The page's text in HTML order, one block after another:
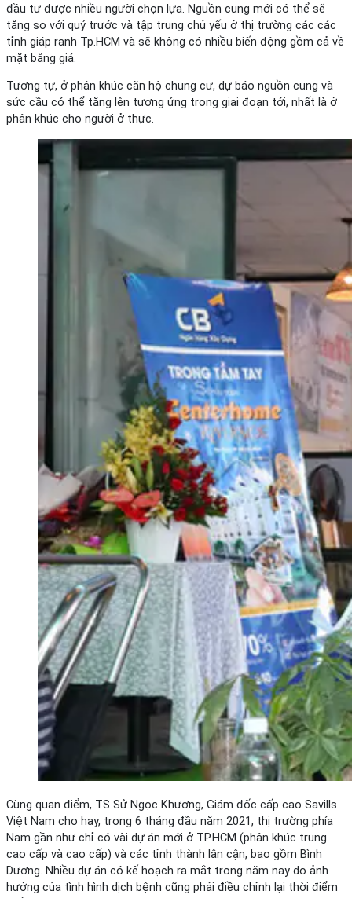
đầu tư được nhiều người chọn lựa. Nguồn cung mới có thể sẽ
tăng so với quý trước và tập trung chủ yếu ở thị trường các các
tỉnh giáp ranh Tp.HCM và sẽ không có nhiều biến động gồm cả về
mặt bằng giá.
Tương tự, ở phân khúc căn hộ chung cư, dự báo nguồn cung và
sức cầu có thể tăng lên tương ứng trong giai đoạn tới, nhất là ở
phân khúc cho người ở thực.
Cùng quan điểm, TS Sử Ngọc Khương, Giám đốc cấp cao Savills
Việt Nam cho hay, trong 6 tháng đầu năm 2021, thị trường phía
Nam gần như chỉ có vài dự án mới ở TP.HCM (phân khúc trung
cao cấp và cao cấp) và các tỉnh thành lân cận, bao gồm Bình
Dương. Nhiều dự án có kế hoạch ra mắt trong năm nay do ảnh
hưởng của tình hình dịch bệnh cũng phải điều chỉnh lại thời điểm